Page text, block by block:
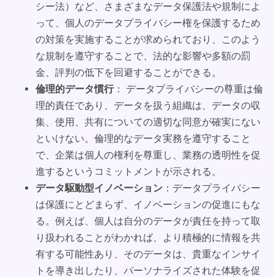
シー法）など、さまざまなデータ保護法や規制によ
って、個人のデータプライバシー権を保護するため
の対策を実施することが求められており、このよう
な規制を遵守することで、法的な影響や多額の罰
金、評判の低下を回避することができる。
倫理的データ慣行： データプライバシーの尊重は倫
理的責任であり、データを扱う組織は、データの収
集、使用、共有についての適切な同意が確実にない
といけない。倫理的なデータ実務を遵守すること
で、企業は個人の権利を尊重し、業務の透明性を促
進するというコミットメントが示される。
データ駆動型イノベーション ：データプライバシー
は保護にとどまらず、イノベーションの促進にもな
る。例えば、個人は自分のデータが責任を持って取
り扱われることがわかれば、より積極的に情報を共
有する可能性あり、そのデータは、貴重なインサイ
トを導き出したり、パーソナライズされた体験を促